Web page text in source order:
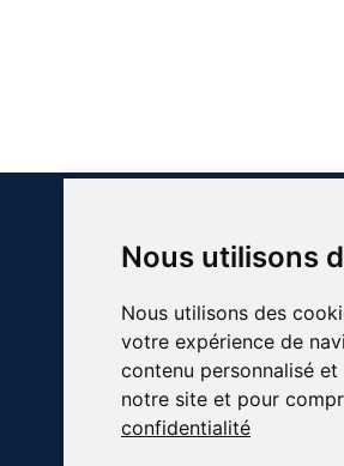
Nous utilisons
Nous utilisons des
votre expérience de
contenu personnalisé
notre site et pour
confidentialité
SERVICES
Devis B2B
Guide des tailles
Marquage des vêtements
Envoyer Mandats
Nouveautés